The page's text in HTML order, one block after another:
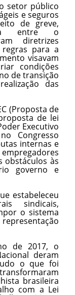
setor público
e seguros
de greve,
entre o
diretrizes
para a
visavam
condições
de transição
das
(Proposta de
de lei
Executivo
Congresso
internas e
obstáculos às
governo e
estabeleceu
sindicais,
o sistema
de 2017, o
deram
o que foi
brasileira
com a Lei